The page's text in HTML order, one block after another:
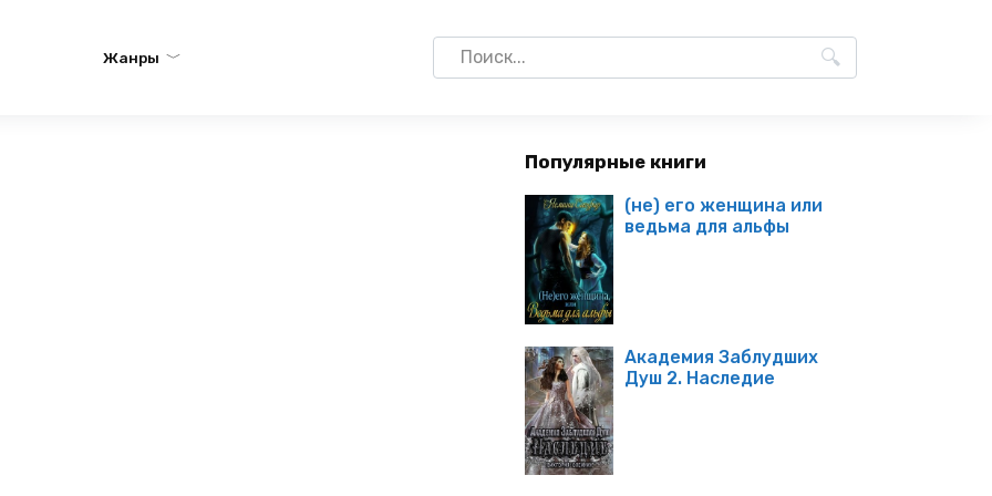
Жанры
Search
for:
Популярные книги
(не) его женщина или
ведьма для альфы
Академия Заблудших
Душ 2. Наследие